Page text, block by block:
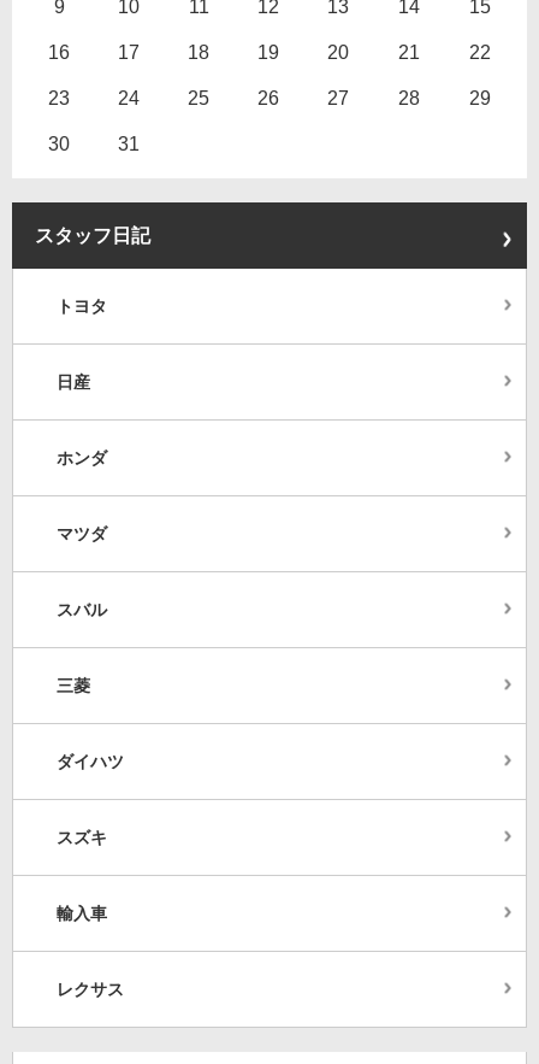
9 10 11 12 13 14 15
16 17 18 19 20 21 22
23 24 25 26 27 28 29
30 31
スタッフ日記
トヨタ
日産
ホンダ
マツダ
スバル
三菱
ダイハツ
スズキ
輸入車
レクサス